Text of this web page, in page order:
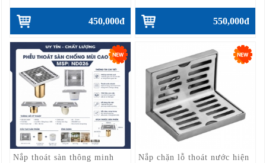
450,000đ 550,000đ
Nắp thoát sàn thông minh
Nắp chặn lỗ thoát nước hiện